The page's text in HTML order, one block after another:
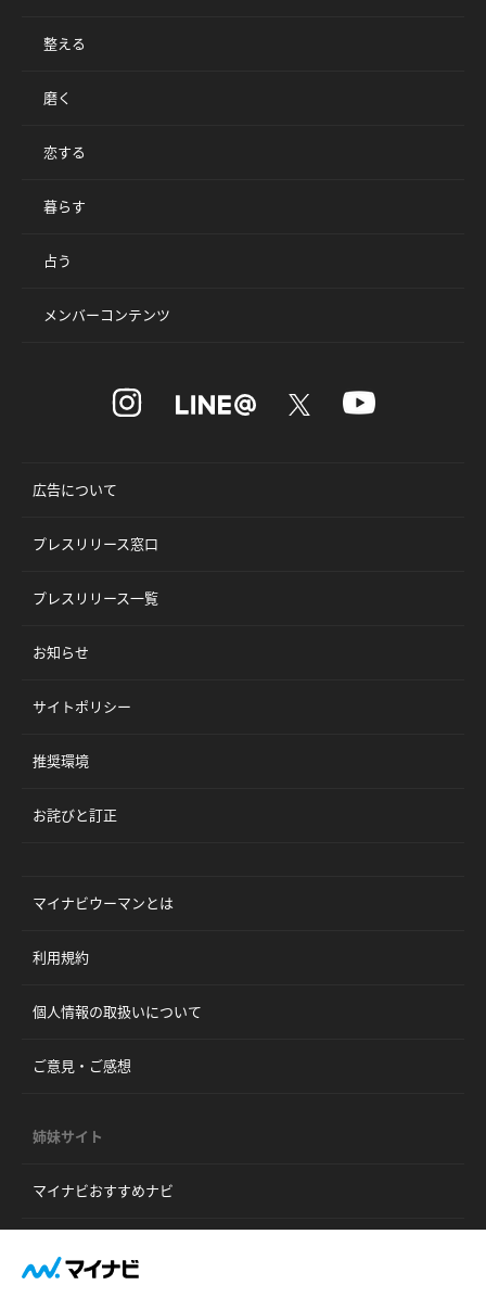
整える
磨く
恋する
暮らす
占う
メンバーコンテンツ
広告について
プレスリリース窓口
プレスリリース一覧
お知らせ
サイトポリシー
推奨環境
お詫びと訂正
マイナビウーマンとは
利用規約
個人情報の取扱いについて
ご意見・ご感想
姉妹サイト
マイナビおすすめナビ